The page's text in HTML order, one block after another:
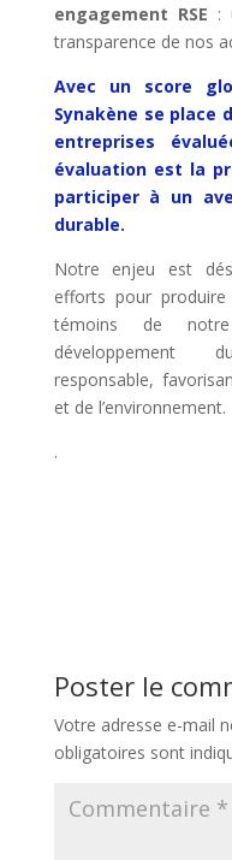
engagement RSE :
transparence de nos
Avec un score
Synakène se place
entreprises
évaluation est la
participer à un
durable.
Notre enjeu est
efforts pour
témoins de
développement
responsable,
et de l’environnement.
.
Poster le
Votre adresse e-mail
obligatoires sont